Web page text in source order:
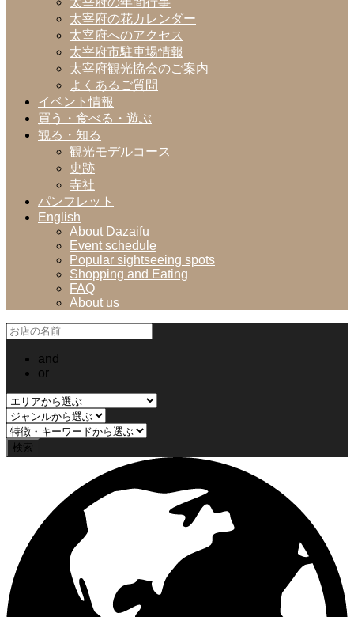
太宰府の花カレンダー
太宰府へのアクセス
太宰府市駐車場情報
太宰府観光協会のご案内
よくあるご質問
イベント情報
買う・食べる・遊ぶ
観る・知る
観光モデルコース
史跡
寺社
パンフレット
English
About Dazaifu
Event schedule
Popular sightseeing spots
Shopping and Eating
FAQ
About us
and
or